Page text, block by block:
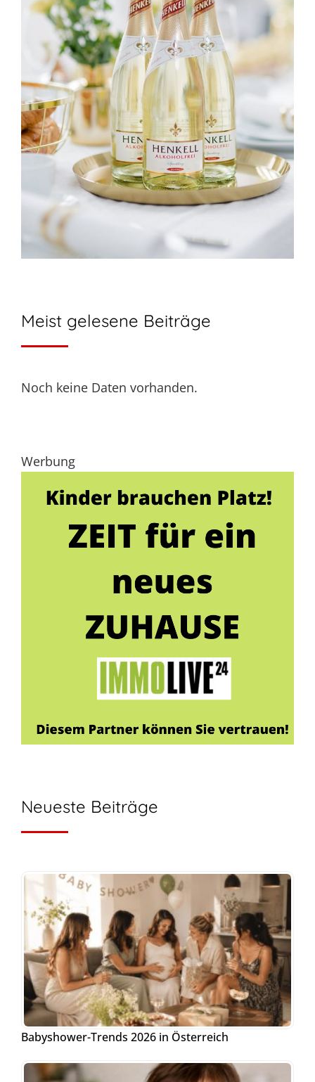
Meist gelesene Beiträge
Noch keine Daten vorhanden.
Werbung
Neueste Beiträge
Babyshower-Trends 2026 in Österreich